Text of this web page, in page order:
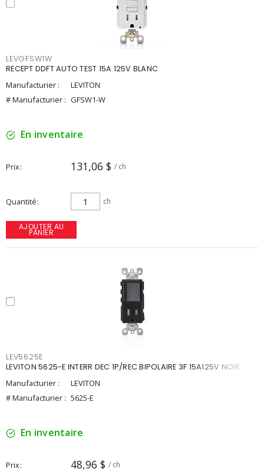
LEVGFSW1W
RECEPT DDFT AUTO TEST 15A 125V BLANC
Manufacturier :
LEVITON
# Manufacturier : GFSW1-W
En inventaire
Prix 131,06 $ / ch
Quantité ch
AJOUTER AU
PANIER
LEV5625E
LEVITON 5625-E INTERR DEC 1P/REC BIPOLAIRE 3F 15A125V NOIR
Manufacturier :
LEVITON
# Manufacturier : 5625-E
En inventaire
Prix 48,96 $ / ch